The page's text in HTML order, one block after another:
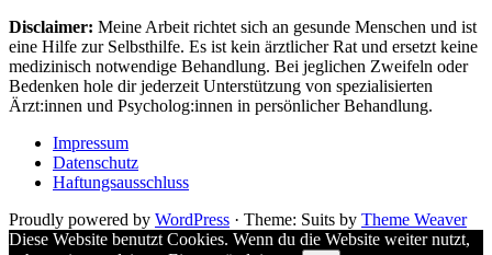
Disclaimer: Meine Arbeit richtet sich an gesunde Menschen und ist
eine Hilfe zur Selbsthilfe. Es ist kein ärztlicher Rat und ersetzt keine
medizinisch notwendige Behandlung. Bei jeglichen Zweifeln oder
Bedenken hole dir jederzeit Unterstützung von spezialisierten
Ärzt:innen und Psycholog:innen in persönlicher Behandlung.
Impressum
Datenschutz
Haftungsausschluss
Proudly powered by WordPress · Theme: Suits by Theme Weaver
Diese Website benutzt Cookies. Wenn du die Website weiter nutzt,